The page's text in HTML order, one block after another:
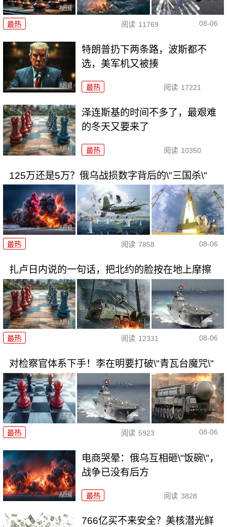
最热 阅读 11769 08-06
特朗普扔下两条路，波斯都不
选，美军机又被揍
最热 阅读 17221
泽连斯基的时间不多了，最艰难
的冬天又要来了
最热 阅读 10350
125万还是5万？俄乌战损数字背后的\"三国杀\"
最热 阅读 7858 08-06
扎卢日内说的一句话，把北约的脸按在地上摩擦
最热 阅读 12331 08-06
对检察官体系下手！李在明要打破\"青瓦台魔咒\"
最热 阅读 5923 08-06
电商哭晕：俄乌互相砸\"饭碗\"，
战争已没有后方
最热 阅读 3828
766亿买不来安全？美核潜光鲜